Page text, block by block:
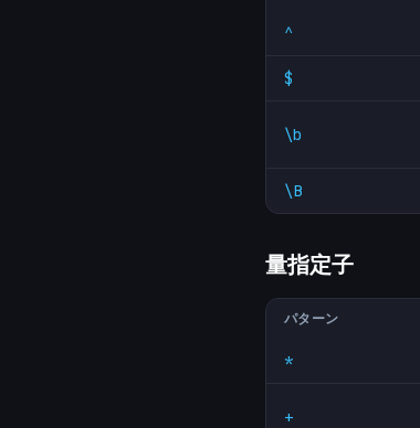
^
$
\b
\B
量指定子
パターン
*
+